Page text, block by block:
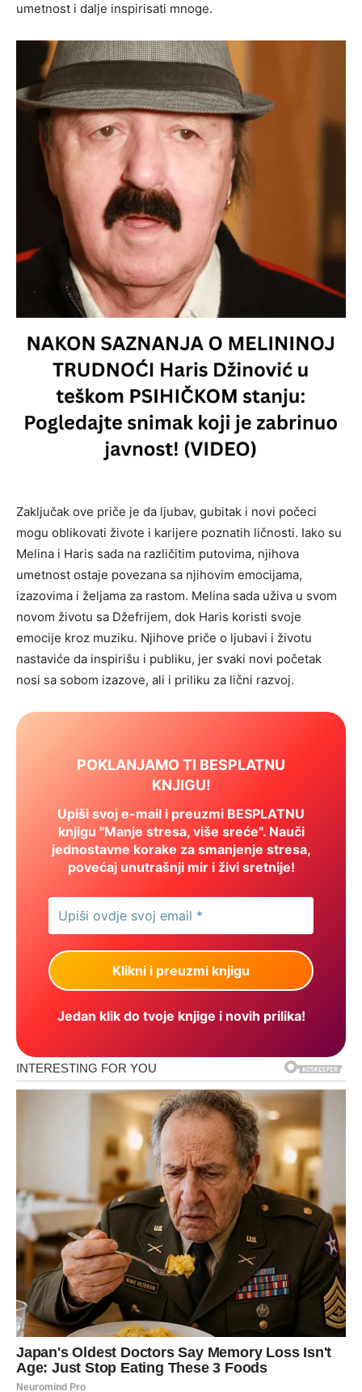
umetnost i dalje inspirisati mnoge.
Zaključak ove priče je da ljubav, gubitak i novi počeci
mogu oblikovati živote i karijere poznatih ličnosti. Iako su
Melina i Haris sada na različitim putovima, njihova
umetnost ostaje povezana sa njihovim emocijama,
izazovima i željama za rastom. Melina sada uživa u svom
novom životu sa Džefrijem, dok Haris koristi svoje
emocije kroz muziku. Njihove priče o ljubavi i životu
nastaviće da inspirišu i publiku, jer svaki novi početak
nosi sa sobom izazove, ali i priliku za lični razvoj.
POKLANJAMO TI BESPLATNU
KNJIGU!
Upiši svoj e-mail i preuzmi BESPLATNU
knjigu "Manje stresa, više sreće". Nauči
jednostavne korake za smanjenje stresa,
povećaj unutrašnji mir i živi sretnije!
Jedan klik do tvoje knjige i novih prilika!